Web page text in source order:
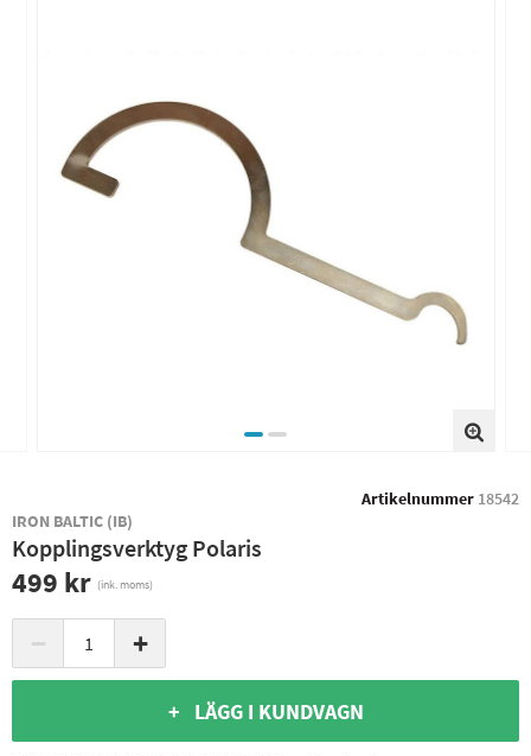
Artikelnummer 18542
IRON BALTIC (IB)
Kopplingsverktyg Polaris
499 kr (ink. moms)
− +
+ LÄGG I KUNDVAGN